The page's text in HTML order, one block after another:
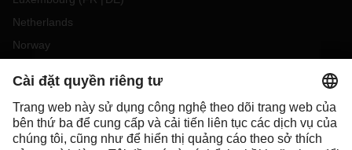
Netherlands
Norway
Portugal
Romania
Slovakia